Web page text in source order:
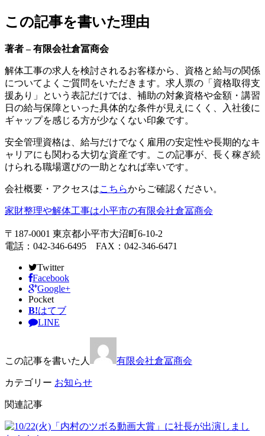
この記事を書いた理由
著者 – 有限会社倉冨商会
解体工事の求人を検討されるお客様から、資格と給与の関係
についてよくご質問をいただきます。求人票の「資格取得支
援あり」という表記だけでは、補助の対象資格や金額・講習
日の給与保障といった具体的な条件が見えにくく、入社後に
ギャップを感じる方が少なくない印象です。
安全管理資格は、給与だけでなく雇用の安定性や長期的なキ
ャリアにも関わる大切な資産です。この記事が、長く稼ぎ続
けられる職場選びの一助となれば幸いです。
会社概要・アクセスはこちらからご確認ください。
家財整理や解体工事は小平市の有限会社倉冨商会
〒187-0001 東京都小平市大沼町6-10-2
電話：042-346-6495 FAX：042-346-6471
Twitter
Facebook
Google+
Pocket
B!はてブ
LINE
この記事を書いた人 有限会社倉冨商会
カテゴリー お知らせ
関連記事